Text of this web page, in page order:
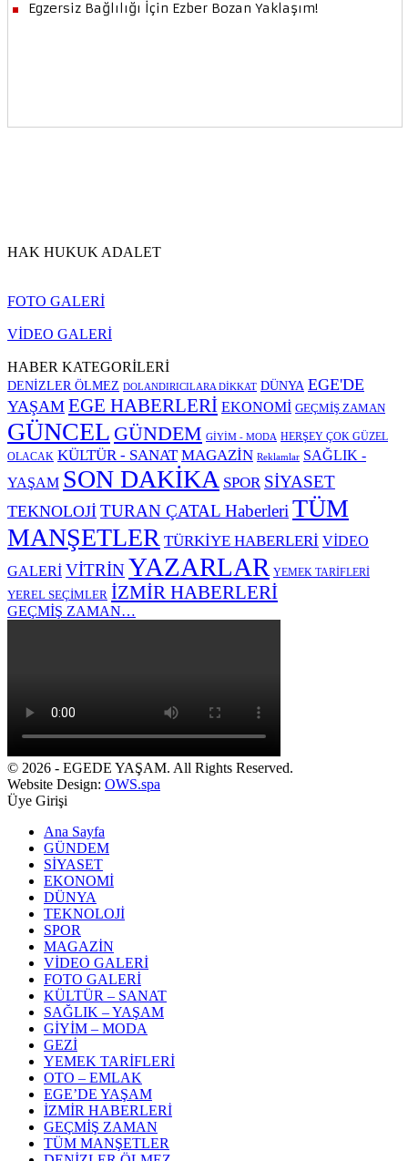
HAK HUKUK ADALET
FOTO GALERİ
VİDEO GALERİ
HABER KATEGORİLERİ
DENİZLER ÖLMEZ DOLANDIRICILARA DİKKAT DÜNYA EGE'DE
YAŞAM EGE HABERLERİ EKONOMİ GEÇMİŞ ZAMAN
GÜNCEL GÜNDEM GİYİM - MODA HERŞEY ÇOK GÜZEL
OLACAK KÜLTÜR - SANAT MAGAZİN Reklamlar SAĞLIK -
YAŞAM SON DAKİKA SPOR SİYASET
TEKNOLOJİ TURAN ÇATAL HaberleriTÜM
MANŞETLER TÜRKİYE HABERLERİ VİDEO
GALERİ VİTRİNYAZARLAR YEMEK TARİFLERİ
YEREL SEÇİMLER İZMİR HABERLERİ
GEÇMİŞ ZAMAN…
© 2026 - EGEDE YAŞAM. All Rights Reserved.
Website Design: OWS.spa
Üye Girişi
Ana Sayfa
GÜNDEM
SİYASET
EKONOMİ
DÜNYA
TEKNOLOJİ
SPOR
MAGAZİN
VİDEO GALERİ
FOTO GALERİ
KÜLTÜR – SANAT
SAĞLIK – YAŞAM
GİYİM – MODA
GEZİ
YEMEK TARİFLERİ
OTO – EMLAK
EGE’DE YAŞAM
İZMİR HABERLERİ
GEÇMİŞ ZAMAN
TÜM MANŞETLER